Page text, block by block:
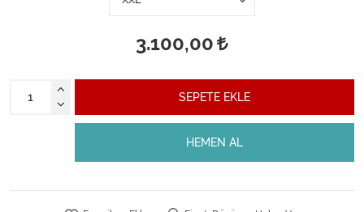
3.100,00
SEPETE EKLE
HEMEN AL